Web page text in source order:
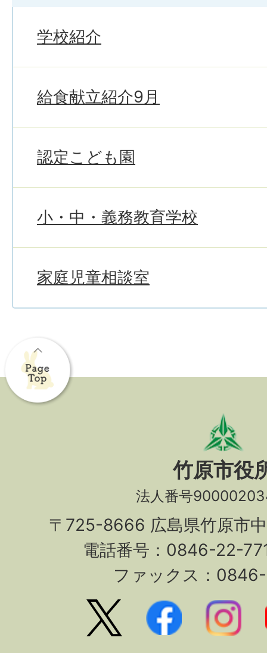
学校紹介
給食献立紹介9月
認定こども園
小・中・義務教育学校
家庭児童相談室
竹原市役
法人番号
〒725-8666 広島県竹原市
電話番号：0846-22-
ファックス：